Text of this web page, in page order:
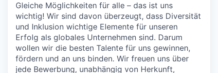
Gleiche Möglichkeiten für alle – das ist uns
wichtig! Wir sind davon überzeugt, dass Diversität
und Inklusion wichtige Elemente für unseren
Erfolg als globales Unternehmen sind. Darum
wollen wir die besten Talente für uns gewinnen,
fördern und an uns binden. Wir freuen uns über
jede Bewerbung, unabhängig von Herkunft,